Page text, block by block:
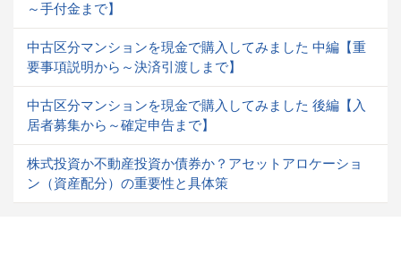
～手付金まで】
中古区分マンションを現金で購入してみました 中編【重
要事項説明から～決済引渡しまで】
中古区分マンションを現金で購入してみました 後編【入
居者募集から～確定申告まで】
株式投資か不動産投資か債券か？アセットアロケーショ
ン（資産配分）の重要性と具体策